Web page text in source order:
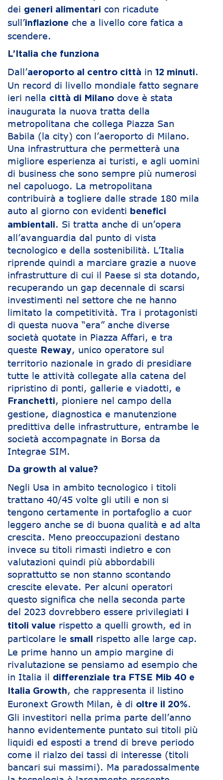
dei generi alimentari con ricadute
sull’inflazione che a livello core fatica a
scendere.
L’Italia che funziona
Dall’aeroporto al centro città in 12 minuti.
Un record di livello mondiale fatto segnare
ieri nella città di Milano dove è stata
inaugurata la nuova tratta della
metropolitana che collega Piazza San
Babila (la city) con l’aeroporto di Milano.
Una infrastruttura che permetterà una
migliore esperienza ai turisti, e agli uomini
di business che sono sempre più numerosi
nel capoluogo. La metropolitana
contribuirà a togliere dalle strade 180 mila
auto al giorno con evidenti benefici
ambientali. Si tratta anche di un’opera
all’avanguardia dal punto di vista
tecnologico e della sostenibilità. L’Italia
riprende quindi a marciare grazie a nuove
infrastrutture di cui il Paese si sta dotando,
recuperando un gap decennale di scarsi
investimenti nel settore che ne hanno
limitato la competitività. Tra i protagonisti
di questa nuova “era” anche diverse
società quotate in Piazza Affari, e tra
queste
Reway, unico operatore sul
territorio nazionale in grado di presidiare
tutte le attività collegate alla catena del
ripristino di ponti, gallerie e viadotti, e
Franchetti, pioniere nel campo della
gestione, diagnostica e manutenzione
predittiva delle infrastrutture, entrambe le
società accompagnate in Borsa da
Integrae SIM.
Da growth al value?
Negli Usa in ambito tecnologico i titoli
trattano 40/45 volte gli utili e non si
tengono certamente in portafoglio a cuor
leggero anche se di buona qualità e ad alta
crescita. Meno preoccupazioni destano
invece su titoli rimasti indietro e con
valutazioni quindi più abbordabili
soprattutto se non stanno scontando
crescite elevate. Per alcuni operatori
questo significa che nella seconda parte
del 2023 dovrebbero essere privilegiati i
titoli value rispetto a quelli growth, ed in
particolare le small
rispetto alle large cap.
Le prime hanno un ampio margine di
rivalutazione se pensiamo ad esempio che
in Italia il differenziale tra FTSE Mib 40 e
Italia Growth, che rappresenta il listino
Euronext Growth Milan, è di oltre il 20%.
Gli investitori nella prima parte dell’anno
hanno evidentemente puntato sui titoli più
liquidi ed esposti a trend di breve periodo
come il rialzo dei tassi di interesse (titoli
bancari sui massimi). Ma paradossalmente